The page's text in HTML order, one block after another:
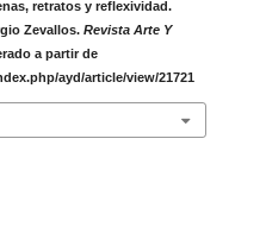
retratos y reflexividad.
Zevallos. Revista Arte Y
a partir de
ayd/article/view/21721